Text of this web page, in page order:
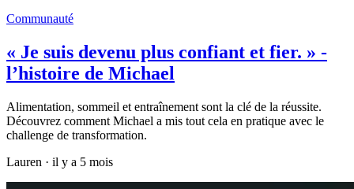
Communauté
« Je suis devenu plus confiant et fier. » -
l’histoire de Michael
Alimentation, sommeil et entraînement sont la clé de la réussite.
Découvrez comment Michael a mis tout cela en pratique avec le
challenge de transformation.
Lauren · il y a 5 mois